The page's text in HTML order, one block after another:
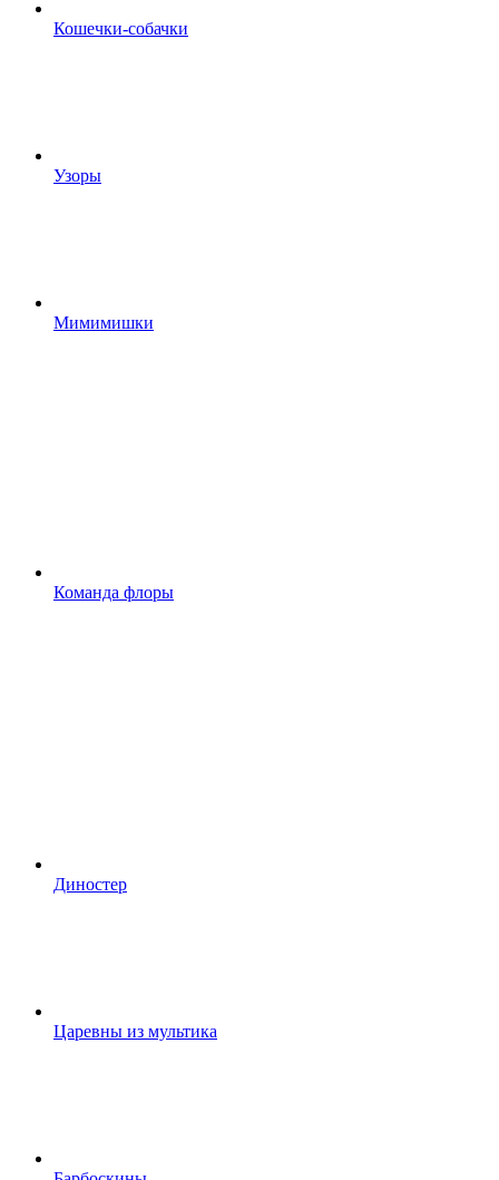
Кошечки-собачки
Узоры
Мимимишки
Команда флоры
Диностер
Царевны из мультика